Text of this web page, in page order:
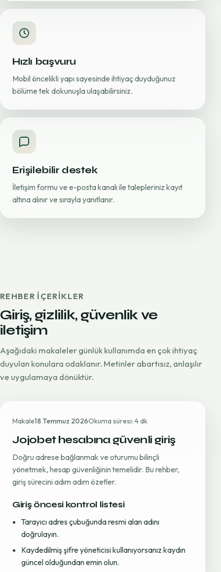
Hızlı başvuru
Mobil öncelikli yapı sayesinde ihtiyaç duyduğunuz
bölüme tek dokunuşla ulaşabilirsiniz.
Erişilebilir destek
İletişim formu ve e-posta kanalı ile talepleriniz kayıt
altına alınır ve sırayla yanıtlanır.
REHBER IÇERIKLER
Giriş, gizlilik, güvenlik ve
iletişim
Aşağıdaki makaleler günlük kullanımda en çok ihtiyaç
duyulan konulara odaklanır. Metinler abartısız, anlaşılır
ve uygulamaya dönüktür.
Makale18 Temmuz 2026Okuma süresi: 4 dk
Jojobet hesabına güvenli giriş
Doğru adrese bağlanmak ve oturumu bilinçli
yönetmek, hesap güvenliğinin temelidir. Bu rehber,
giriş sürecini adım adım özetler.
Giriş öncesi kontrol listesi
Tarayıcı adres çubuğunda resmi alan adını
doğrulayın.
Kaydedilmiş şifre yöneticisi kullanıyorsanız kaydın
güncel olduğundan emin olun.